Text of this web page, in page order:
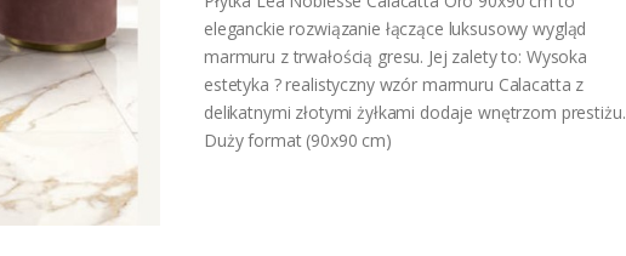
eleganckie rozwiązanie łączące luksusowy wygląd
marmuru z trwałością gresu. Jej zalety to: Wysoka
estetyka ? realistyczny wzór marmuru Calacatta z
delikatnymi złotymi żyłkami dodaje wnętrzom prestiżu.
Duży format (90x90 cm)